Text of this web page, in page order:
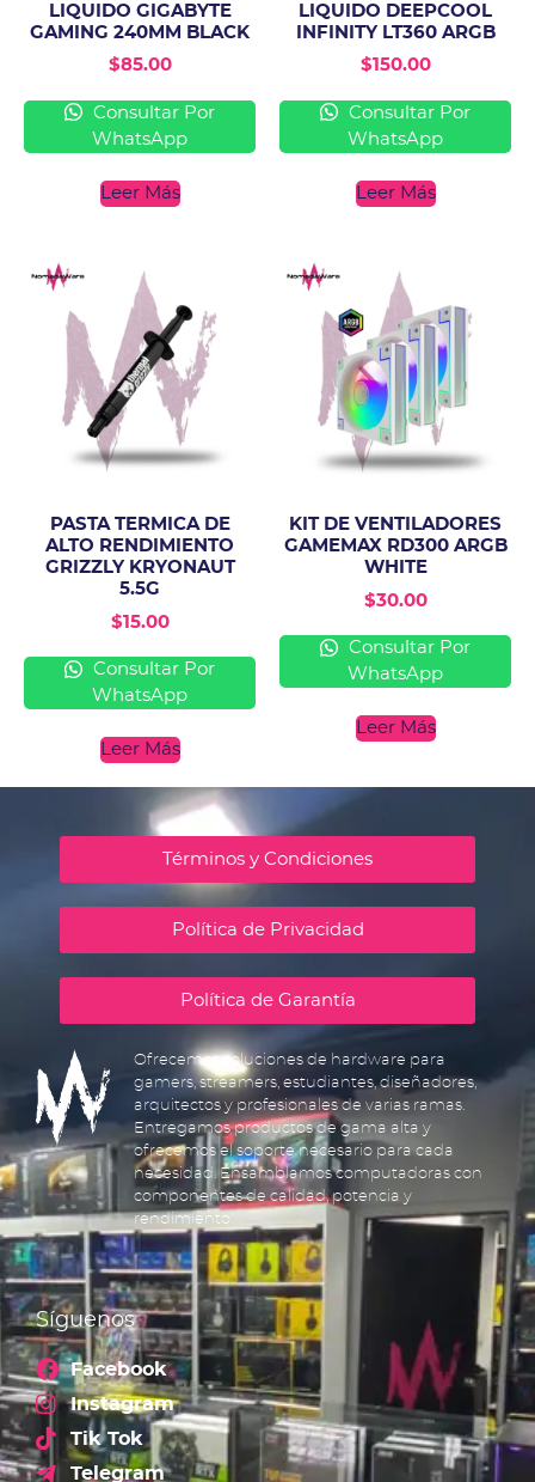
LIQUIDO GIGABYTE
GAMING 240MM BLACK
$85.00
Consultar Por
WhatsApp
Leer Más
LIQUIDO DEEPCOOL
INFINITY LT360 ARGB
$150.00
Consultar Por
WhatsApp
Leer Más
PASTA TERMICA DE
ALTO RENDIMIENTO
GRIZZLY KRYONAUT
5.5G
$15.00
Consultar Por
WhatsApp
Leer Más
KIT DE VENTILADORES
GAMEMAX RD300 ARGB
WHITE
$30.00
Consultar Por
WhatsApp
Leer Más
Términos y Condiciones
Política de Privacidad
Política de Garantía
Ofrecemos soluciones de hardware para
gamers, streamers, estudiantes, diseñadores,
arquitectos y profesionales de varias ramas.
Entregamos productos de gama alta y
ofrecemos el soporte necesario para cada
necesidad. Ensamblamos computadoras con
componentes de calidad, potencia y
rendimiento.
Síguenos
Facebook
Instagram
Tik Tok
Telegram